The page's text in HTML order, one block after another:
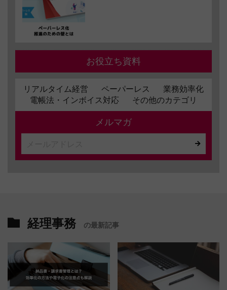
お役立ち資料
リアルタイム経営 ペーパーレス
業務効率化
電帳法・インボイス対応
その他のカテゴリ
メルマガ
経理事務 の最新記事